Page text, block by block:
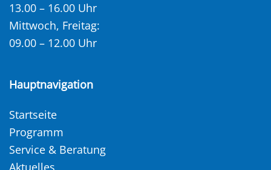
13.00 – 16.00 Uhr
Mittwoch, Freitag:
09.00 – 12.00 Uhr
Hauptnavigation
Startseite
Programm
Service & Beratung
Aktuelles